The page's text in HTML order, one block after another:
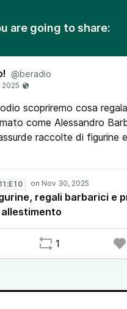
are going to share:
@beradio
scopriremo cosa
come Alessandro
raccolte di figurine e
il nostro inviato
in diretta dal presepe
affollato del mondo!
l'SMS da usare nelle
regali barbarici e
allestimento
1